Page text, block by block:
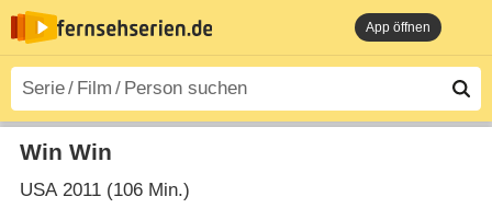
App öffnen
Win Win
USA2011 (106 Min.)